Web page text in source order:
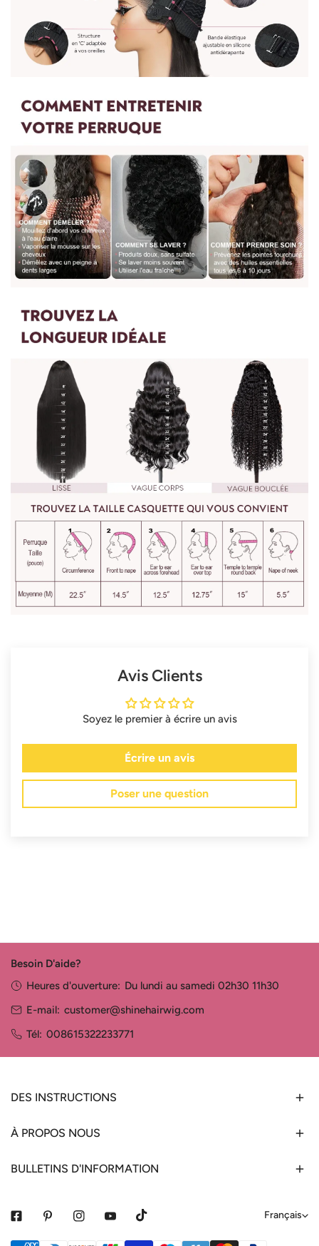
Avis Clients
Soyez le premier à écrire un avis
Écrire un avis
Poser une question
Besoin D'aide?
Heures d'ouverture: Du lundi au samedi 02h30 11h30
E-mail: customer@shinehairwig.com
Tél: 008615322233771
DES INSTRUCTIONS
À PROPOS NOUS
BULLETINS D'INFORMATION
L
Français